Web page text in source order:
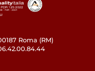
Roma (RM)